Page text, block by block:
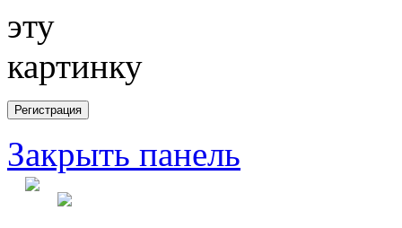
Закрыть панель